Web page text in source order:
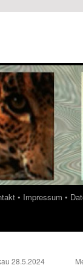
• Impressum •
28.5.2024